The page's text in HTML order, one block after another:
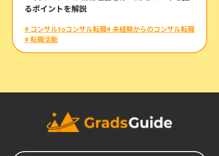
るポイントを解説
# コンサルtoコンサル転職# 未経験からのコンサル転職
# 転職活動